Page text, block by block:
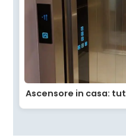
Ascensore in casa: